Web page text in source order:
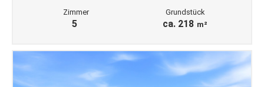
Zimmer
5
Grundstück
ca. 218 m²